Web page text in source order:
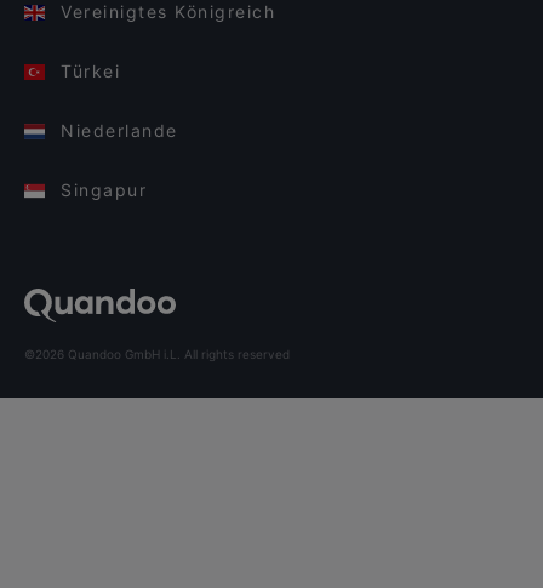
Vereinigtes Königreich
Türkei
Niederlande
Singapur
©2026 Quandoo GmbH i.L. All rights reserved